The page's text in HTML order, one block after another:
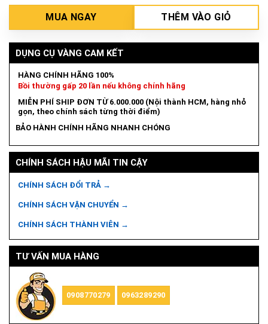
MUA NGAY THÊM VÀO GIỎ
DỤNG CỤ VÀNG CAM KẾT
HÀNG CHÍNH HÃNG 100%
Bồi thường gấp 20 lần nếu không chính hãng
MIỄN PHÍ SHIP ĐƠN TỪ 6.000.000 (Nội thành HCM, hàng nhỏ
gọn, theo chính sách từng thời điểm)
BẢO HÀNH CHÍNH HÃNG NHANH CHÓNG
CHÍNH SÁCH HẬU MÃI TIN CẬY
CHÍNH SÁCH ĐỔI TRẢ →
CHÍNH SÁCH VẬN CHUYỂN →
CHÍNH SÁCH THÀNH VIÊN →
TƯ VẤN MUA HÀNG
0908770279 0963289290